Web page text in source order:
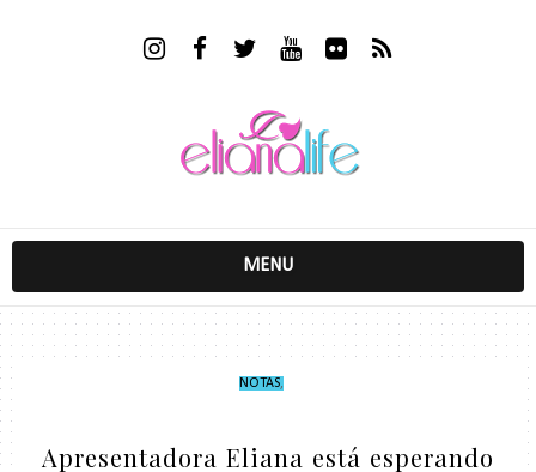
MENU
NOTAS,
Apresentadora Eliana está esperando